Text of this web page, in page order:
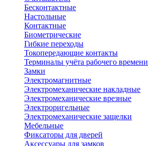
Бесконтактные
Настольные
Контактные
Биометрические
Гибкие переходы
Токопередающие контакты
Терминалы учёта рабочего времени
Замки
Электромагнитные
Электромеханические накладные
Электромеханические врезные
Электроригельные
Электромеханические защелки
Мебельные
Фиксаторы для дверей
Аксессуары для замков